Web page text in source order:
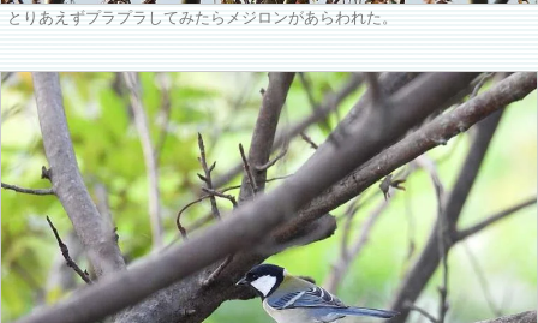
とりあえずプラプラしてみたらメジロンがあらわれた。